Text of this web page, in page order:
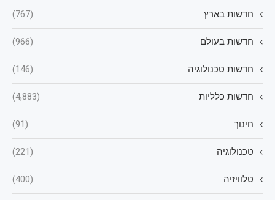
חדשות בארץ (767)
חדשות בעולם (966)
חדשות טכנולוגיה (146)
חדשות כלליות (4,883)
חינוך (91)
טכנולוגיה (221)
טלוויזיה (400)